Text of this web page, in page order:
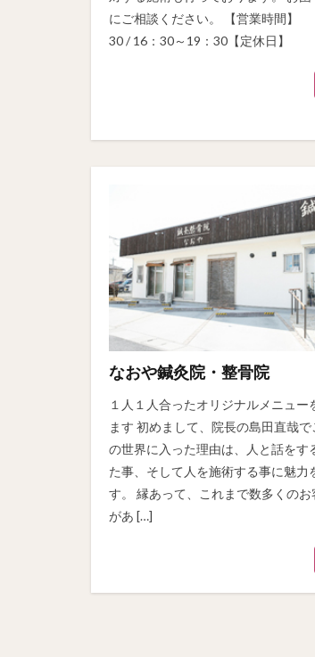
にご相談ください。 【営業時間
30 / 16：30～19：30【定休日
なおや鍼灸院・整骨院
１人１人合ったオリジナルメニュー
ます 初めまして、院長の島田直哉で
の世界に入った理由は、人と話をす
た事、そして人を施術する事に魅力
す。 縁あって、これまで数多くの
があ […]